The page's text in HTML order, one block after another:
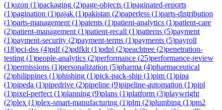
(1)ozon (1)packaging (2)page-objects (1)paginated-reports
(1)pagination (1)pajak (1)pakistan (2)paperless (1)parts-distribution
(1)parts-management (1)patents (1)patient-analytics (1)patient-care
(2)patient-management (1)patient-recall (1)patterns (5)payment
(1)payment-security (2)payment-terms (1)payments (5)payroll
(18)pci-dss (4)pdf(2)pdfkit (1)pdpl (2)peachtree (2)penetration-
testing (1)people-analytics (2)performance (25)performance-review
(1)permissions (1)personalization (5)pharma (4)pharmaceutical
(2)philippines (1)phishing (1)pick-pack-ship (1)pim (1)pipa
(1)pipeda (1)pipedrive (2)pipeline (9)pipeline-automation (1)pipl
(1)pixel-perfect (1)planning (9)plans (1)platform (3)playwright
(2)plex (1)plex-smart-manufacturing (1)plm (2)plumbing (1)pm2